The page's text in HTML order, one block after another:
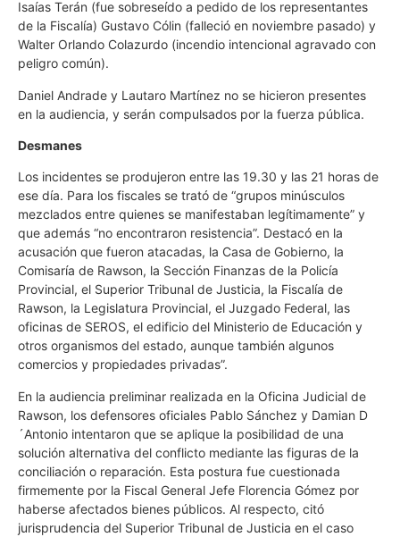
Isaías Terán (fue sobreseído a pedido de los representantes
de la Fiscalía) Gustavo Cólin (falleció en noviembre pasado) y
Walter Orlando Colazurdo (incendio intencional agravado con
peligro común).
Daniel Andrade y Lautaro Martínez no se hicieron presentes
en la audiencia, y serán compulsados por la fuerza pública.
Desmanes
Los incidentes se produjeron entre las 19.30 y las 21 horas de
ese día. Para los fiscales se trató de “grupos minúsculos
mezclados entre quienes se manifestaban legítimamente” y
que además “no encontraron resistencia”. Destacó en la
acusación que fueron atacadas, la Casa de Gobierno, la
Comisaría de Rawson, la Sección Finanzas de la Policía
Provincial, el Superior Tribunal de Justicia, la Fiscalía de
Rawson, la Legislatura Provincial, el Juzgado Federal, las
oficinas de SEROS, el edificio del Ministerio de Educación y
otros organismos del estado, aunque también algunos
comercios y propiedades privadas”.
En la audiencia preliminar realizada en la Oficina Judicial de
Rawson, los defensores oficiales Pablo Sánchez y Damian D
´Antonio intentaron que se aplique la posibilidad de una
solución alternativa del conflicto mediante las figuras de la
conciliación o reparación. Esta postura fue cuestionada
firmemente por la Fiscal General Jefe Florencia Gómez por
haberse afectados bienes públicos. Al respecto, citó
jurisprudencia del Superior Tribunal de Justicia en el caso